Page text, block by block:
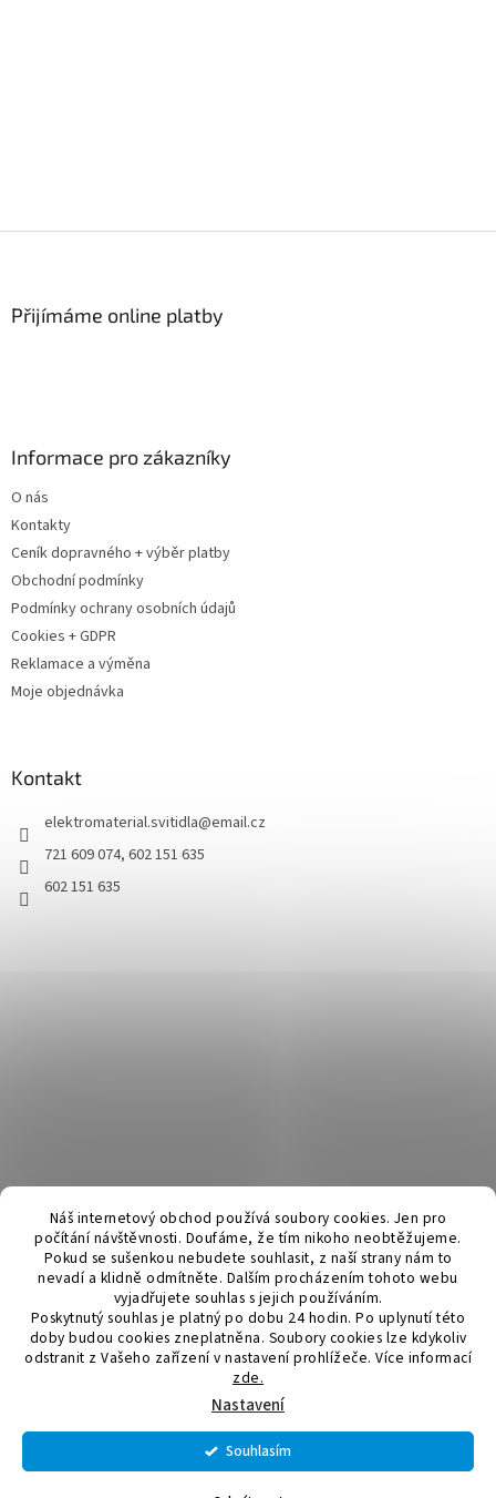
Náš internetový obchod používá soubory cookies. Jen pro
počítání návštěvnosti. Doufáme, že tím nikoho neobtěžujeme.
Pokud se sušenkou nebudete souhlasit, z naší strany nám to
nevadí a klidně odmítněte. Dalším procházením tohoto webu
vyjadřujete souhlas s jejich používáním.
Poskytnutý souhlas je platný po dobu 24 hodin. Po uplynutí této
doby budou cookies zneplatněna. Soubory cookies lze kdykoliv
odstranit z Vašeho zařízení v nastavení prohlížeče. Více informací
zde.
Nastavení
Souhlasím
VÁŽENÍ ZÁKAZNÍCI, OBJEDNÁVKY PŘIJATÉ OD 6.8 - 7.8.2026
Přijímáme online platby
Informace pro zákazníky
O nás
Kontakty
Ceník dopravného + výběr platby
Obchodní podmínky
Podmínky ochrany osobních údajů
Cookies + GDPR
Reklamace a výměna
Moje objednávka
Kontakt
elektromaterial.svitidla@email.cz
721 609 074, 602 151 635
602 151 635
Vytvořil Shoptet
Copyright 2026Elektromateriál a svítidla. Všechna práva
Upravit nastavení cookies